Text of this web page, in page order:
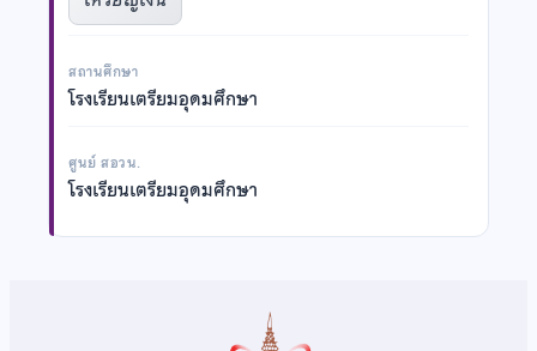
สถานศึกษา
โรงเรียนเตรียมอุดมศึกษา
ศูนย์ สอวน.
โรงเรียนเตรียมอุดมศึกษา